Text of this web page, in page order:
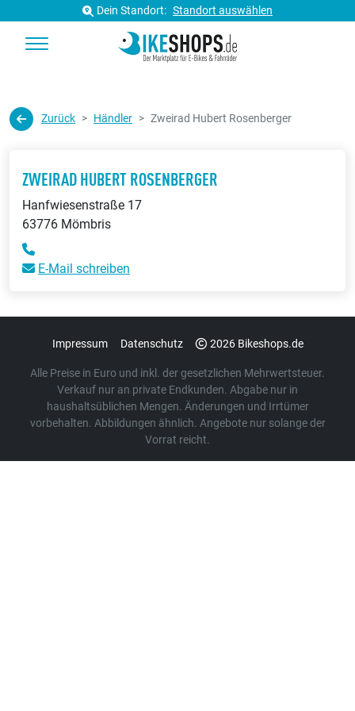
Dein Standort: Standort auswählen
Zurück Händler Zweirad Hubert Rosenberger
ZWEIRAD HUBERT ROSENBERGER
Hanfwiesenstraße 17
63776 Mömbris
E-Mail schreiben
Impressum Datenschutz 2026 Bikeshops.de
Alle Preise in Euro und inkl. der gesetzlichen Mehrwertsteuer.
Verkauf nur an private Endkunden. Abgabe nur in
haushaltsüblichen Mengen. Änderungen und Irrtümer
vorbehalten. Abbildungen ähnlich. Angebote nur solange der
Vorrat reicht.